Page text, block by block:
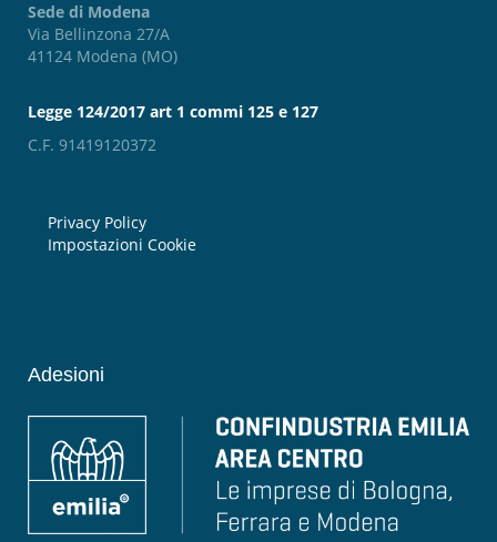
Sede di Modena
Via Bellinzona 27/A
41124 Modena (MO)
Legge 124/2017 art 1 commi 125 e 127
C.F. 91419120372
Privacy Policy
Impostazioni Cookie
Adesioni